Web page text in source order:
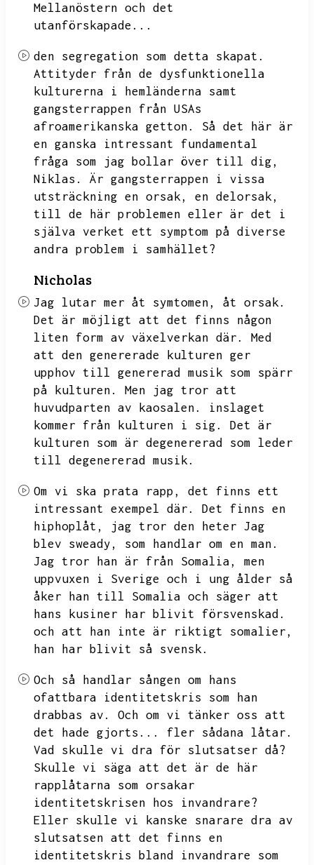
Mellanöstern och det
utanförskapade...
den segregation som detta skapat.
Attityder från de dysfunktionella
kulturerna i hemländerna samt
gangsterrappen från USAs
afroamerikanska getton.
Så det här är
en ganska intressant fundamental
fråga som jag bollar över till dig,
Niklas.
Är gangsterrappen i vissa
utsträckning en orsak,
en delorsak,
till de här problemen eller är det i
själva verket ett symptom på diverse
andra problem i samhället?
Nicholas
Jag lutar mer åt symtomen,
åt orsak.
Det är möjligt att det finns någon
liten form av växelverkan där.
Med
att den genererade kulturen ger
upphov till genererad musik som spärr
på kulturen.
Men jag tror att
huvudparten av kaosalen.
inslaget
kommer från kulturen i sig.
Det är
kulturen som är degenererad som leder
till degenererad musik.
Om vi ska prata rapp,
det finns ett
intressant exempel där.
Det finns en
hiphoplåt,
jag tror den heter Jag
blev sweady,
som handlar om en man.
Jag tror han är från Somalia,
men
uppvuxen i Sverige och i ung ålder så
åker han till Somalia och säger att
hans kusiner har blivit försvenskad.
och att han inte är riktigt somalier,
han har blivit så svensk.
Och så handlar sången om hans
ofattbara identitetskris som han
drabbas av.
Och om vi tänker oss att
det hade gjorts...
fler sådana låtar.
Vad skulle vi dra för slutsatser då?
Skulle vi säga att det är de här
rapplåtarna som orsakar
identitetskrisen hos invandrare?
Eller skulle vi kanske snarare dra av
slutsatsen att det finns en
identitetskris bland invandrare som